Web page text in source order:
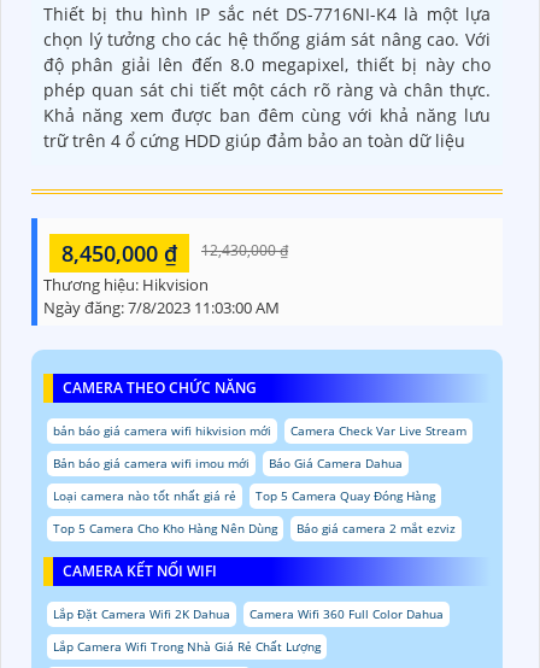
Thiết bị thu hình IP sắc nét DS-7716NI-K4 là một lựa
chọn lý tưởng cho các hệ thống giám sát nâng cao. Với
độ phân giải lên đến 8.0 megapixel, thiết bị này cho
phép quan sát chi tiết một cách rõ ràng và chân thực.
Khả năng xem được ban đêm cùng với khả năng lưu
trữ trên 4 ổ cứng HDD giúp đảm bảo an toàn dữ liệu
8,450,000 ₫ 12,430,000 ₫
Thương hiệu: Hikvision
Ngày đăng:7/8/2023 11:03:00 AM
CAMERA THEO CHỨC NĂNG
bản báo giá camera wifi hikvision mới
Camera Check Var Live Stream
Bản báo giá camera wifi imou mới
Báo Giá Camera Dahua
Loại camera nào tốt nhất giá rẻ
Top 5 Camera Quay Đóng Hàng
Top 5 Camera Cho Kho Hàng Nên Dùng
Báo giá camera 2 mắt ezviz
CAMERA KẾT NỐI WIFI
Lắp Đặt Camera Wifi 2K Dahua
Camera Wifi 360 Full Color Dahua
Lắp Camera Wifi Trong Nhà Giá Rẻ Chất Lượng